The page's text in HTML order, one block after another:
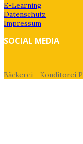
E-Learning
Datenschutz
Impressum
SOCIAL MEDIA
Bäckerei - Konditorei